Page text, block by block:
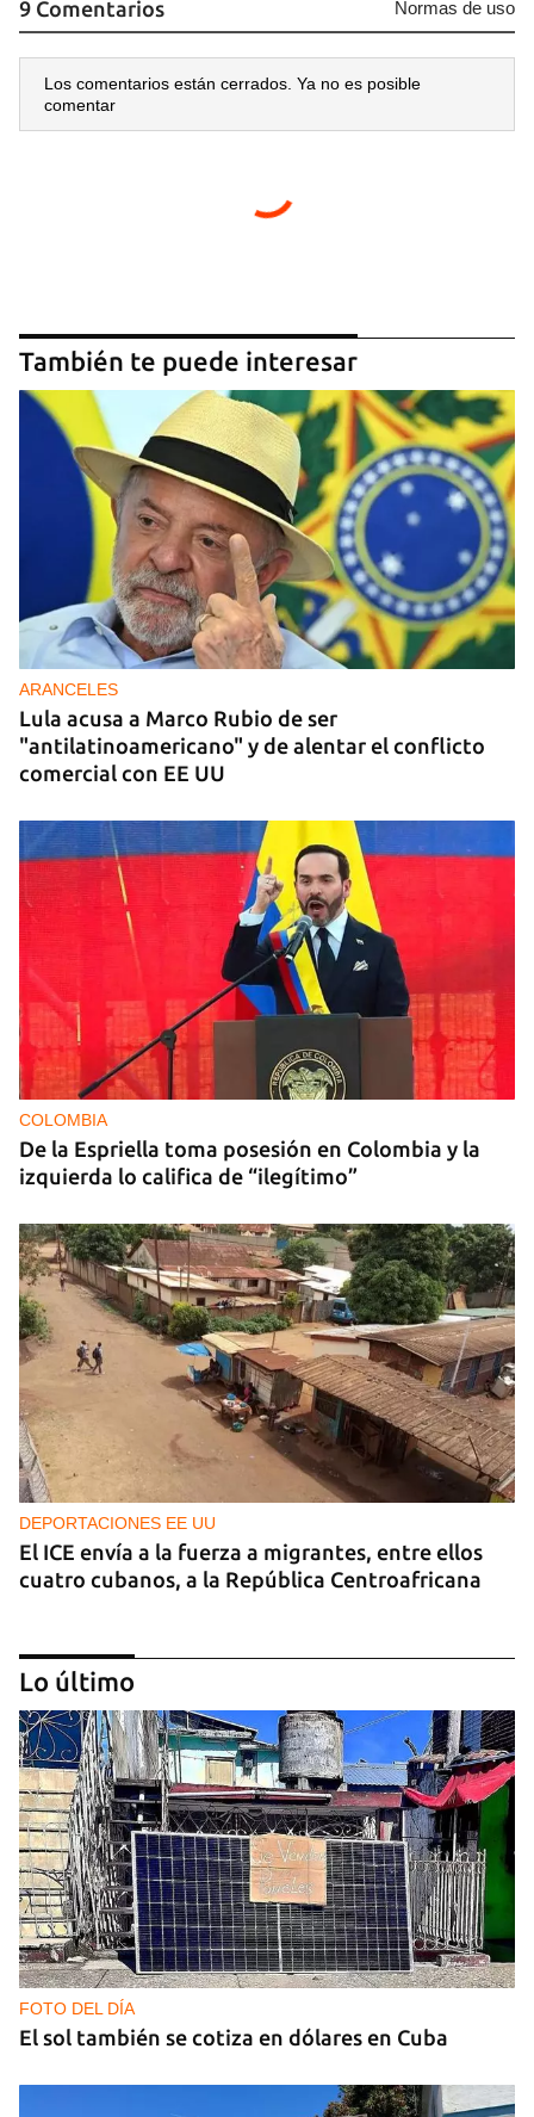
INICIAR SESIÓN CANCELAR
9 Comentarios Normas de uso
Los comentarios están cerrados. Ya no es posible
comentar
También te puede interesar
ARANCELES
Lula acusa a Marco Rubio de ser
"antilatinoamericano" y de alentar el conflicto
comercial con EE UU
COLOMBIA
De la Espriella toma posesión en Colombia y la
izquierda lo califica de “ilegítimo”
DEPORTACIONES EE UU
El ICE envía a la fuerza a migrantes, entre ellos
cuatro cubanos, a la República Centroafricana
GUERRA
Ucrania ataca otro centro logístico del Amazon
ruso, esta vez en los Urales
Lo último
FOTO DEL DÍA
El sol también se cotiza en dólares en Cuba